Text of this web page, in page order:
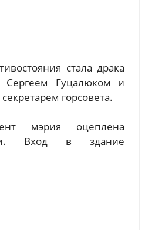
стала драка
Сергеем Гуцалюком и
горсовета.
мэрия оцеплена
Вход в здание